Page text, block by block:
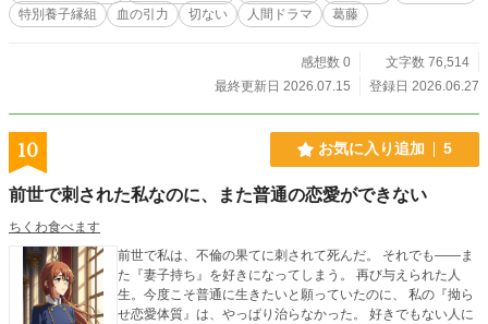
特別養子縁組
血の引力 切ない 人間ドラマ 葛藤
感想数 0
文字数 76,514
最終更新日 2026.07.15
登録日 2026.06.27
10 お気に入り追加 5
前世で刺された私なのに、また普通の恋愛ができない
ちくわ食べます
前世で私は、不倫の果てに刺されて死んだ。 それでも――ま
た『妻子持ち』を好きになってしまう。 再び与えられた人
生。今度こそ普通に生きたいと願っていたのに、 私の『拗ら
せ恋愛体質』は、やっぱり治らなかった。 好きでもない人に